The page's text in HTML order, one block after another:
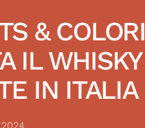
& COLORI
IL WHISKY
IN ITALIA
2024